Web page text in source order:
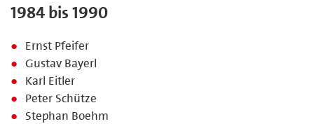
1984 bis 1990
Ernst Pfeifer
Gustav Bayerl
Karl Eitler
Peter Schütze
Stephan Boehm